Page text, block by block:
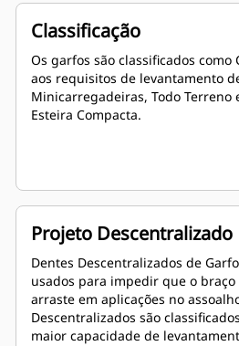
Classificação
Os garfos são classificados
aos requisitos de levantamento
Minicarregadeiras, Todo Terreno
Esteira Compacta.
Projeto Descentralizado
Dentes Descentralizados de
usados para impedir que o
arraste em aplicações no
Descentralizados são
maior capacidade de